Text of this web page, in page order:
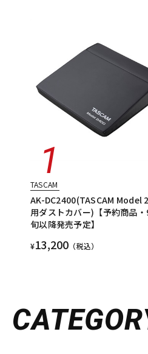
TASCAM
AK-DC2400(TASCAM Model
用ダストカバー)【予約商品
旬以降発売予定】
¥13,200 （税込）